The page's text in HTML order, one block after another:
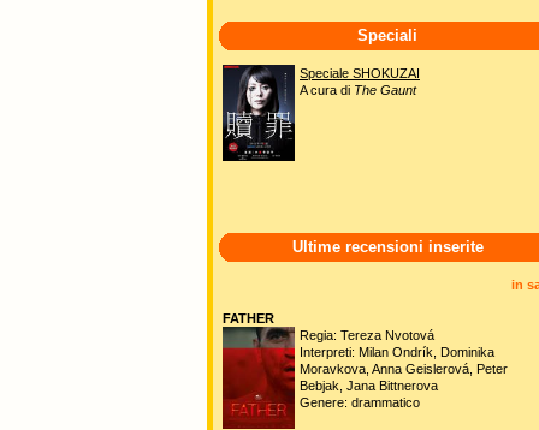
Speciali
Speciale SHOKUZAI
A cura di The Gaunt
Ultime recensioni inserite
in
FATHER
Regia: Tereza Nvotová
Interpreti: Milan Ondrík, Dominika
Moravkova, Anna Geislerová, Peter
Bebjak, Jana Bittnerova
Genere: drammatico